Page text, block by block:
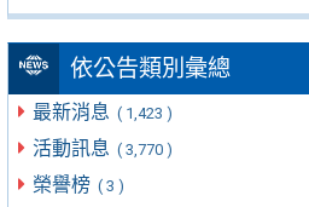
依公告類別彙總
最新消息 ( 1,423 )
活動訊息 ( 3,770 )
榮譽榜 ( 3 )